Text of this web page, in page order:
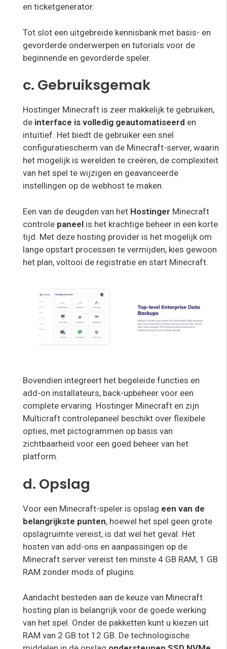
en ticketgenerator.
Tot slot een uitgebreide kennisbank met basis- en
gevorderde onderwerpen en tutorials voor de
beginnende en gevorderde speler.
c. Gebruiksgemak
Hostinger Minecraft is zeer makkelijk te gebruiken,
de interface is volledig geautomatiseerd en
intuïtief. Het biedt de gebruiker een snel
configuratiescherm van de Minecraft-server, waarin
het mogelijk is werelden te creëren, de complexiteit
van het spel te wijzigen en geavanceerde
instellingen op de webhost te maken.
Een van de deugden van het Hostinger Minecraft
controle paneel is het krachtige beheer in een korte
tijd. Met deze hosting provider is het mogelijk om
lange opstart processen te vermijden, kies gewoon
het plan, voltooi de registratie en start Minecraft.
Bovendien integreert het begeleide functies en
add-on installateurs, back-upbeheer voor een
complete ervaring. Hostinger Minecraft en zijn
Multicraft controlepaneel beschikt over flexibele
opties, met pictogrammen op basis van
zichtbaarheid voor een goed beheer van het
platform.
d. Opslag
Voor een Minecraft-speler is opslag een van de
belangrijkste punten, hoewel het spel geen grote
opslagruimte vereist, is dat wel het geval. Het
hosten van add-ons en aanpassingen op de
Minecraft server vereist ten minste 4 GB RAM, 1 GB
RAM zonder mods of plugins.
Aandacht besteden aan de keuze van Minecraft
hosting plan is belangrijk voor de goede werking
van het spel. Onder de pakketten kunt u kiezen uit
RAM van 2 GB tot 12 GB. De technologische